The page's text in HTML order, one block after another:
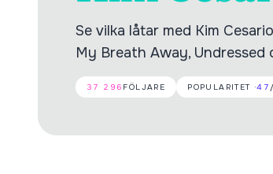
Se vilka låtar med Kim
My Breath Away, Undressed
37 296 FÖLJARE POPULARITET ·47